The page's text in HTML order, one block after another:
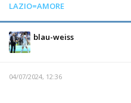
LAZIO=AMORE
blau-weiss
04/07/2024, 12:36